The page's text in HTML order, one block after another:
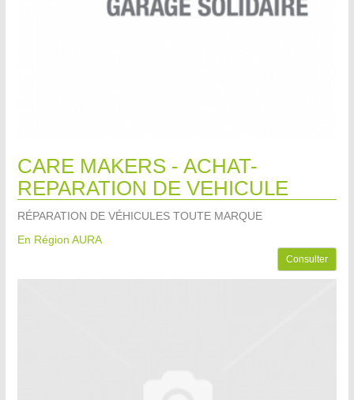
CARE MAKERS - ACHAT-
REPARATION DE VEHICULE
RÉPARATION DE VÉHICULES TOUTE MARQUE
En Région AURA
Consulter